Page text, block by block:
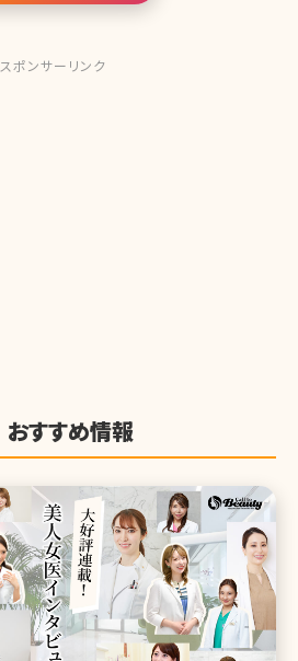
スポンサーリンク
おすすめ情報